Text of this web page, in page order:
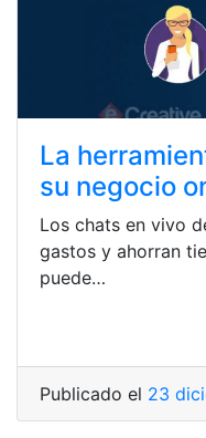
La
su negocio
Los chats en vivo
gastos y ahorran
puede…
Publicado el 23